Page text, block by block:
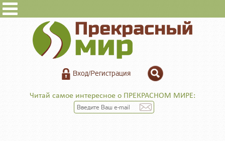
Вход/Регистрация
Читай самое интересное о ПРЕКРАСНОМ МИРЕ: